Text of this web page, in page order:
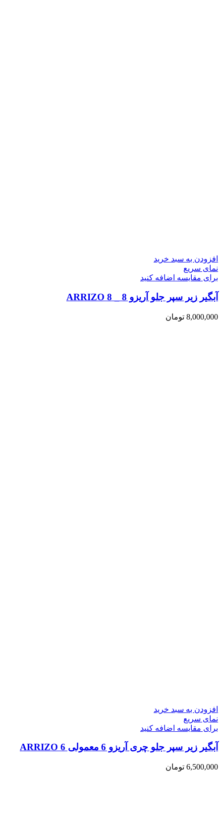
افزودن به سبد خرید
نمای سریع
برای مقایسه اضافه کنید
آبگیر زیر سپر جلو آریزو 8 _ ARRIZO 8
8,000,000 تومان
افزودن به سبد خرید
نمای سریع
برای مقایسه اضافه کنید
آبگیر زیر سپر جلو چری آریزو 6 معمولی ARRIZO 6
6,500,000 تومان